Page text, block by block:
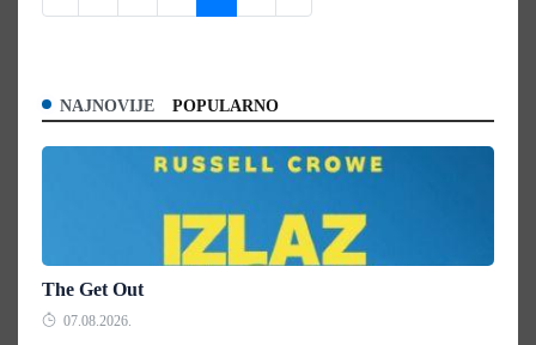
NAJNOVIJE POPULARNO
The Get Out
07.08.2026.